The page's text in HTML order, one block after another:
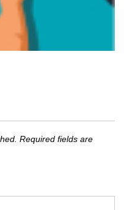
Required fields are